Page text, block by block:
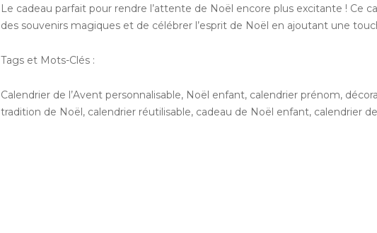
Le cadeau parfait pour rendre l’attente de Noël encore plus excitante ! Ce
des souvenirs magiques et de célébrer l’esprit de Noël en ajoutant une
Tags et Mots-Clés :
Calendrier de l’Avent personnalisable, Noël enfant, calendrier prénom,
tradition de Noël, calendrier réutilisable, cadeau de Noël enfant, calendrier